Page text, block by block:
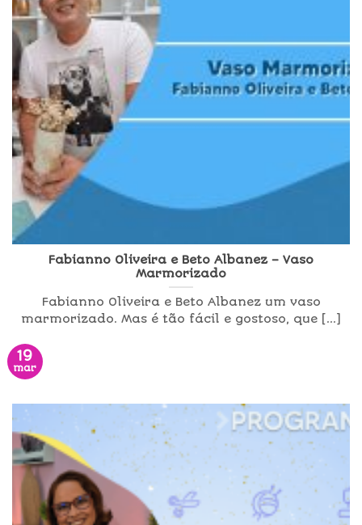
Fabianno Oliveira e Beto Albanez – Vaso
Marmorizado
Fabianno Oliveira e Beto Albanez um vaso
marmorizado. Mas é tão fácil e gostoso, que [...]
19
mar